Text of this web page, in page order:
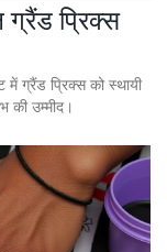
ग्रैंड प्रिक्स
में ग्रैंड प्रिक्स को स्थायी
उम्मीद।